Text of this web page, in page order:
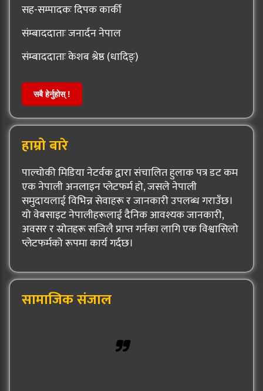
सह-सम्पादकः दिपक कार्की
संम्बाददाताः जनार्दन नेपाल
संम्बाददाताः केशब श्रेष्ठ (धादिङ्)
सबै हेर्नुहोस् !
हाम्रो बारे
पाल्चोकी मिडिया नेटर्वक द्वारा संचालित हुलाक पत्र डट कम
एक नेपाली अनलाइन प्लेटफर्म हो, जसले नेपाली
समुदायलाई विभिन्न सेवाहरू र जानकारी उपलब्ध गराउँछ।
यो वेबसाइट नेपालीहरूलाई दैनिक आवश्यक जानकारी,
अवसर र स्रोतहरू सजिलै प्राप्त गर्नका लागि एक विश्वासिलो
प्लेटफर्मको रूपमा कार्य गर्दछ।
सामाजिक संजाल